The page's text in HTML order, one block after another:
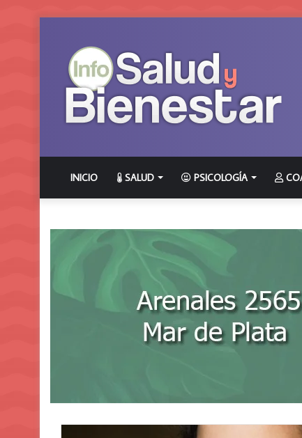
INICIO SALUD PSICOLOGÍA